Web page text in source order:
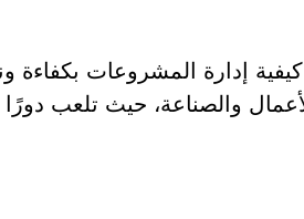
كيفية إدارة المشروعات بكفاءة